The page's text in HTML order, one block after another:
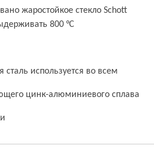
жаростойкое стекло Schott
800 °С
сталь используется во всем
цинк-алюминиевого сплава